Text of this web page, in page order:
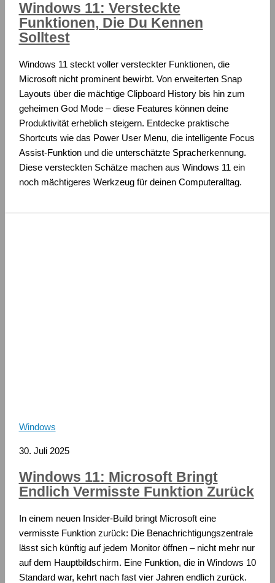
Windows 11: Versteckte
Funktionen, Die Du Kennen
Solltest
Windows 11 steckt voller versteckter Funktionen, die
Microsoft nicht prominent bewirbt. Von erweiterten Snap
Layouts über die mächtige Clipboard History bis hin zum
geheimen God Mode – diese Features können deine
Produktivität erheblich steigern. Entdecke praktische
Shortcuts wie das Power User Menu, die intelligente Focus
Assist-Funktion und die unterschätzte Spracherkennung.
Diese versteckten Schätze machen aus Windows 11 ein
noch mächtigeres Werkzeug für deinen Computeralltag.
Windows
30. Juli 2025
Windows 11: Microsoft Bringt
Endlich Vermisste Funktion Zurück
In einem neuen Insider-Build bringt Microsoft eine
vermisste Funktion zurück: Die Benachrichtigungszentrale
lässt sich künftig auf jedem Monitor öffnen – nicht mehr nur
auf dem Hauptbildschirm. Eine Funktion, die in Windows 10
Standard war, kehrt nach fast vier Jahren endlich zurück.